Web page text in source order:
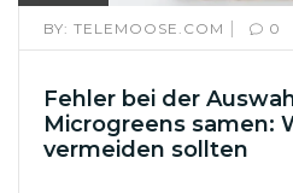
BY: TELEMOOSE.COM | 0
Fehler bei der
Microgreens samen:
vermeiden sollten